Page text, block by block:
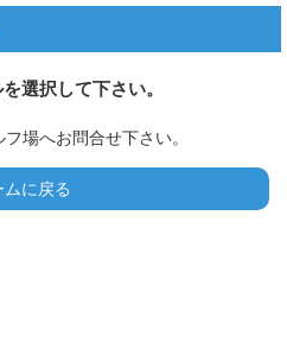
選択して下さい。
場へお問合せ下さい。
ムに戻る